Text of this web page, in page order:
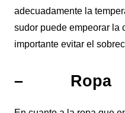
adecuadamente la
sudor puede empeorar la
importante evitar el
– Ropa